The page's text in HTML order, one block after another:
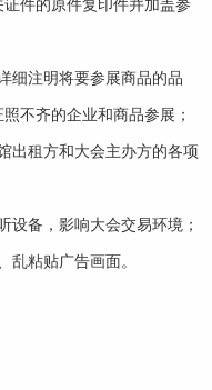
件的原件复印件并加盖参
细注明将要参展商品的品
不齐的企业和商品参展；
出租方和大会主办方的各项
设备，影响大会交易环境；
乱粘贴广告画面。